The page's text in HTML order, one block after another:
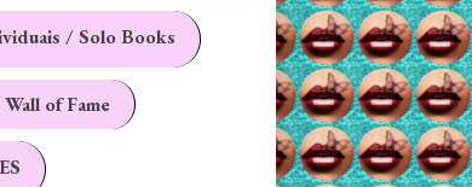
/ Solo Books
of Fame